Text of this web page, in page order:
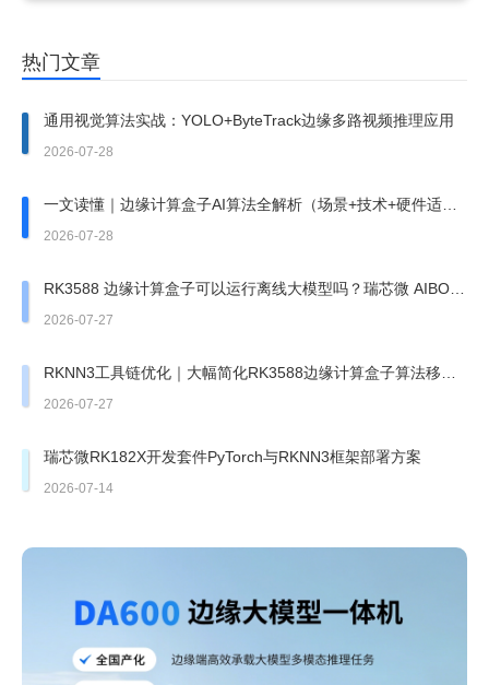
热门文章
通用视觉算法实战：YOLO+ByteTrack边缘多路视频推理应用
2026-07-28
一文读懂｜边缘计算盒子AI算法全解析（场景+技术+硬件适
配）
2026-07-28
RK3588 边缘计算盒子可以运行离线大模型吗？瑞芯微 AIBOX
边缘盒子实测
2026-07-27
RKNN3工具链优化｜大幅简化RK3588边缘计算盒子算法移植
部署
2026-07-27
瑞芯微RK182X开发套件PyTorch与RKNN3框架部署方案
2026-07-14